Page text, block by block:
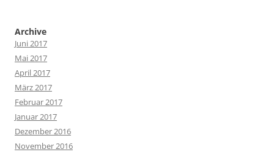
Archive
Juni 2017
Mai 2017
April 2017
März 2017
Februar 2017
Januar 2017
Dezember 2016
November 2016